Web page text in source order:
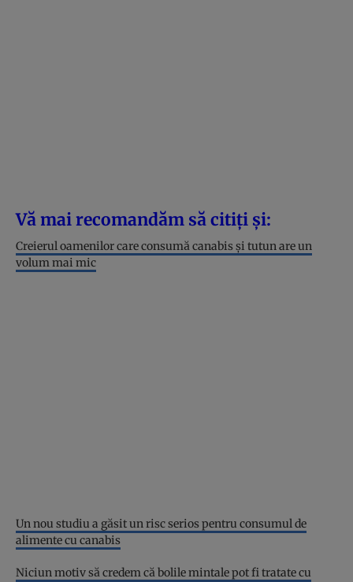
Vă mai recomandăm să citiți și:
Creierul oamenilor care consumă canabis și tutun are un
volum mai mic
Un nou studiu a găsit un risc serios pentru consumul de
alimente cu canabis
Niciun motiv să credem că bolile mintale pot fi tratate cu